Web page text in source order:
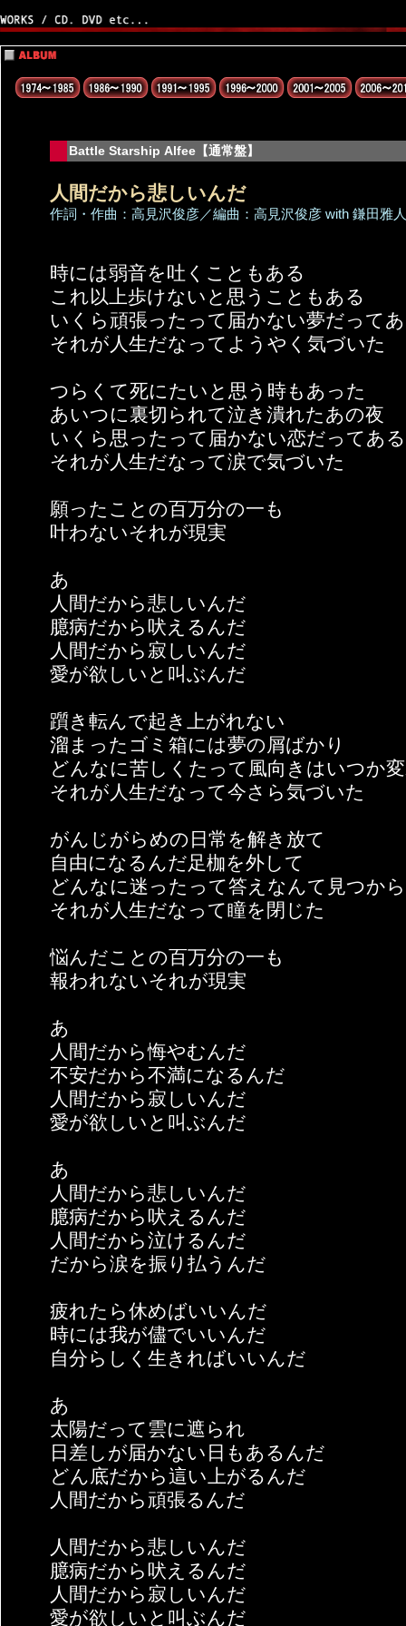
Battle Starship Alfee【通常盤】
人間だから悲しいんだ
作詞・作曲：高見沢俊彦／編曲：高見沢俊彦 with 鎌田雅人
時には弱音を吐くこともある
これ以上歩けないと思うこともある
いくら頑張ったって届かない夢だって
それが人生だなってようやく気づいた
つらくて死にたいと思う時もあった
あいつに裏切られて泣き潰れたあの夜
いくら思ったって届かない恋だってあ
それが人生だなって涙で気づいた
願ったことの百万分の一も
叶わないそれが現実
あゝ
人間だから悲しいんだ
臆病だから吠えるんだ
人間だから寂しいんだ
愛が欲しいと叫ぶんだ
躓き転んで起き上がれない
溜まったゴミ箱には夢の屑ばかり
どんなに苦しくたって風向きはいつか
それが人生だなって今さら気づいた
がんじがらめの日常を解き放て
自由になるんだ足枷を外して
どんなに迷ったって答えなんて見つか
それが人生だなって瞳を閉じた
悩んだことの百万分の一も
報われないそれが現実
あゝ
人間だから悔やむんだ
不安だから不満になるんだ
人間だから寂しいんだ
愛が欲しいと叫ぶんだ
あゝ
人間だから悲しいんだ
臆病だから吠えるんだ
人間だから泣けるんだ
だから涙を振り払うんだ
疲れたら休めばいいんだ
時には我が儘でいいんだ
自分らしく生きればいいんだ
あゝ
太陽だって雲に遮られ
日差しが届かない日もあるんだ
どん底だから這い上がるんだ
人間だから頑張るんだ
人間だから悲しいんだ
臆病だから吠えるんだ
人間だから寂しいんだ
愛が欲しいと叫ぶんだ